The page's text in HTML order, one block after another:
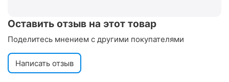
Оставить отзыв на этот товар
Поделитесь мнением с другими покупателями
Написать отзыв